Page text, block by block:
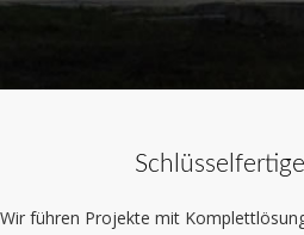
Wir führen Projekte mit